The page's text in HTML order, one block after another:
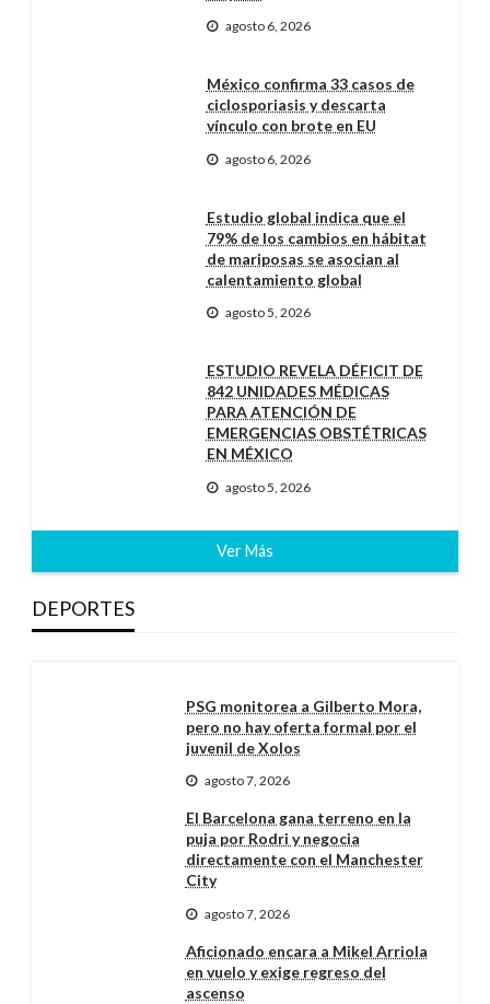
agosto 6, 2026
México confirma 33 casos de
ciclosporiasis y descarta
vínculo con brote en EU
agosto 6, 2026
Estudio global indica que el
79% de los cambios en hábitat
de mariposas se asocian al
calentamiento global
agosto 5, 2026
ESTUDIO REVELA DÉFICIT DE
842 UNIDADES MÉDICAS
PARA ATENCIÓN DE
EMERGENCIAS OBSTÉTRICAS
EN MÉXICO
agosto 5, 2026
Ver Más
DEPORTES
PSG monitorea a Gilberto Mora,
pero no hay oferta formal por el
juvenil de Xolos
agosto 7, 2026
El Barcelona gana terreno en la
puja por Rodri y negocia
directamente con el Manchester
City
agosto 7, 2026
Aficionado encara a Mikel Arriola
en vuelo y exige regreso del
ascenso